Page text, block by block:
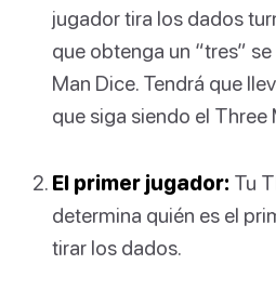
jugador tira los dados
que obtenga un “tres”
Man Dice. Tendrá que
que siga siendo el Three
El primer jugador: Tu
determina quién es el
tirar los dados.